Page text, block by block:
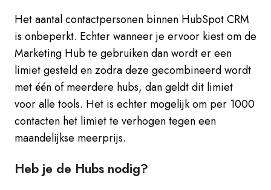
Het aantal contactpersonen binnen HubSpot CRM
is onbeperkt. Echter wanneer je ervoor kiest om de
Marketing Hub te gebruiken dan wordt er een
limiet gesteld en zodra deze gecombineerd wordt
met één of meerdere hubs, dan geldt dit limiet
voor alle tools. Het is echter mogelijk om per 1000
contacten het limiet te verhogen tegen een
maandelijkse meerprijs.
Heb je de Hubs nodig?